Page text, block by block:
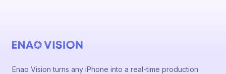
Enao Vision turns any iPhone into a real-time production